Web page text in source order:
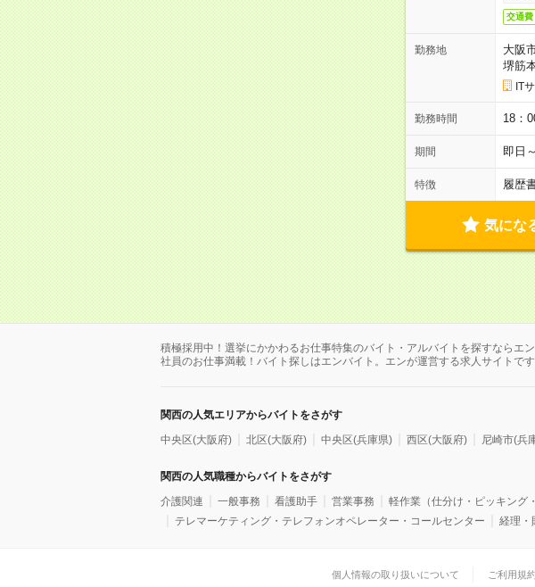
交通費
勤務地
大阪
堺筋
IT
勤務時間 18：
期間 即日
特徴 履歴
気にな
積極採用中！選挙にかかわるお仕事特集のバイト・アルバイトを探すならエ
社員のお仕事満載！バイト探しはエンバイト。エンが運営する求人サイトです
関西の人気エリアからバイトをさがす
中央区(大阪府)
北区(大阪府) 中央区(兵庫県) 西区(大阪府) 尼崎市(兵
関西の人気職種からバイトをさがす
介護関連
一般事務 看護助手 営業事務 軽作業（仕分け・ピッキング
テレマーケティング・テレフォンオペレーター・コールセンター
経理・
個人情報の取り扱いについて ご利用規